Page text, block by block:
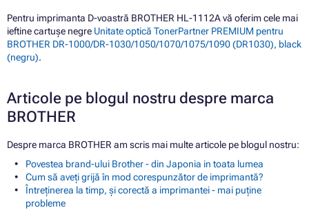
Pentru imprimanta D-voastră BROTHER HL-1112A vă oferim cele mai
ieftine cartușe negre Unitate optică TonerPartner PREMIUM pentru
BROTHER DR-1000/DR-1030/1050/1070/1075/1090 (DR1030), black
(negru).
Articole pe blogul nostru despre marca
BROTHER
Despre marca BROTHER am scris mai multe articole pe blogul nostru:
Povestea brand-ului Brother - din Japonia in toata lumea
Cum să aveți grijă în mod corespunzător de imprimantă?
Întreținerea la timp, și corectă a imprimantei - mai puține
probleme